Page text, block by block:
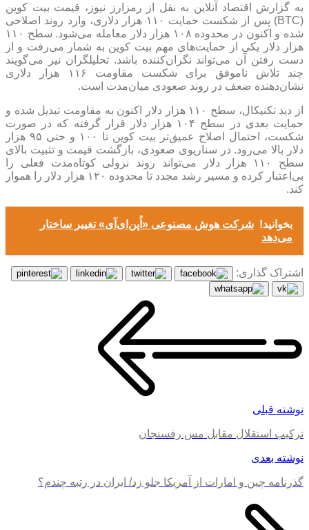
به گزارش اقتصاد آنلاین به نقل از رمزارز نیوز، قیمت بیت کوین
(BTC) پس از شکست حمایت ۱۱۰ هزار دلاری، وارد روند اصلاحی
شده و اکنون در محدوده ۱۰۸ هزار دلار معامله می‌شود. سطح ۱۱۰
هزار دلار یکی از حمایت‌های مهم بیت کوین به شمار می‌رفت و از
دست رفتن آن می‌تواند نگران‌کننده باشد. تحلیلگران نیز می‌گویند
چند تلاش ناموفق برای شکست مقاومت ۱۱۶ هزار دلاری
نشان‌دهنده ضعف در روند صعودی میان‌مدت است.
از دید تکنیکال، سطح ۱۱۰ هزار دلار اکنون به مقاومت تبدیل شده و
حمایت بعدی در سطح ۱۰۴ هزار دلار قرار گرفته که در صورت
شکست، احتمال اصلاح عمیق‌تر بیت کوین تا ۱۰۰ و حتی ۹۵ هزار
دلار بالا می‌رود. در سناریوی صعودی، بازگشت قیمت و تثبیت بالای
سطح ۱۱۰ هزار دلار می‌تواند روند نزولی کوتاه‌مدت فعلی را
بی‌اعتبار کرده و مسیر رشد مجدد تا محدوده ۱۲۰ هزار دلار را هموار
کند.
بخوانید! شرکت هوش مصنوعی «اُپن‌ای‌آی» تغییر ساختار
می‌دهد
اشتراک گذاری:
نوشته قبلی
ترکیب استقلال مقابل مس رفسنجان
نوشته بعدی
گذرنامه چین و امارات از آمریکا جلو زد/ ایران در رتبه چندم؟